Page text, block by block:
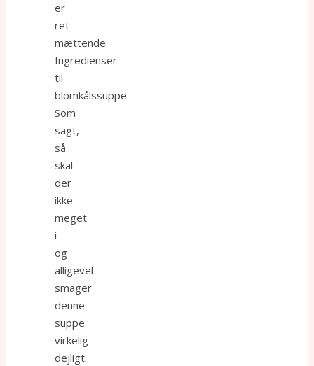
er
ret
mættende.
Ingredienser
til
blomkålssuppe
Som
sagt,
så
skal
der
ikke
meget
i
og
alligevel
smager
denne
suppe
virkelig
dejligt.